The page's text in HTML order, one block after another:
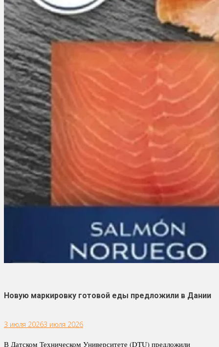
Новую маркировку готовой еды предложили в Дании
3 июля 20263 июля 2026
В Датском Техническом Университете (DTU) предложили